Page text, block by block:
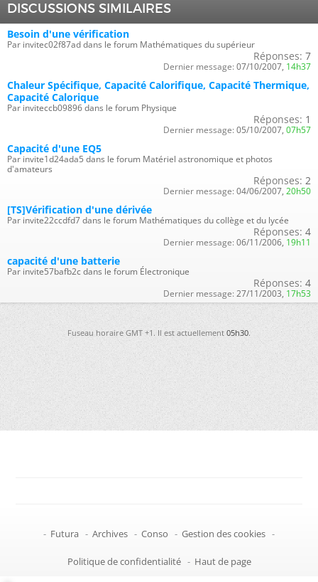
DISCUSSIONS SIMILAIRES
Besoin d'une vérification
Par invitec02f87ad dans le forum Mathématiques du supérieur
Réponses: 7
Dernier message: 07/10/2007, 14h37
Chaleur Spécifique, Capacité Calorifique, Capacité Thermique,
Capacité Calorique
Par inviteccb09896 dans le forum Physique
Réponses: 1
Dernier message: 05/10/2007, 07h57
Capacité d'une EQ5
Par invite1d24ada5 dans le forum Matériel astronomique et photos
d'amateurs
Réponses: 2
Dernier message: 04/06/2007, 20h50
[TS]Vérification d'une dérivée
Par invite22ccdfd7 dans le forum Mathématiques du collège et du lycée
Réponses: 4
Dernier message: 06/11/2006, 19h11
capacité d'une batterie
Par invite57bafb2c dans le forum Électronique
Réponses: 4
Dernier message: 27/11/2003, 17h53
Fuseau horaire GMT +1. Il est actuellement05h30.
- Futura - Archives - Conso - Gestion des cookies -
Politique de confidentialité - Haut de page